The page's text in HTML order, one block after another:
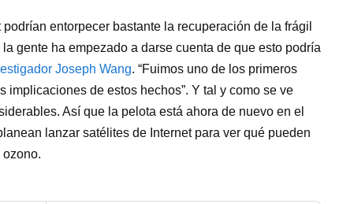
entorpecer bastante la recuperación de la frágil
gente ha empezado a darse cuenta de que esto podría
Joseph Wang. “Fuimos uno de los primeros
de estos hechos”. Y tal y como se ve
Así que la pelota está ahora de nuevo en el
lanzar satélites de Internet para ver qué pueden
ozono.